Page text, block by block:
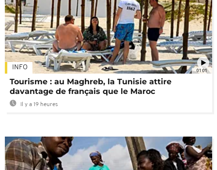
01:01
INFO
Tourisme : au Maghreb, la Tunisie attire
davantage de français que le Maroc
Il y a 19 heures